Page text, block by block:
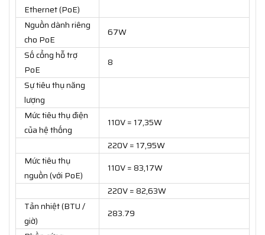
Ethernet (PoE)
Nguồn dành riêng
cho PoE
67W
Số cổng hỗ trợ
PoE
8
Sự tiêu thụ năng
lượng
Mức tiêu thụ điện
của hệ thống
110V = 17,35W
220V = 17,95W
Mức tiêu thụ
nguồn (với PoE)
110V = 83,17W
220V = 82,63W
Tản nhiệt (BTU /
giờ)
283.79